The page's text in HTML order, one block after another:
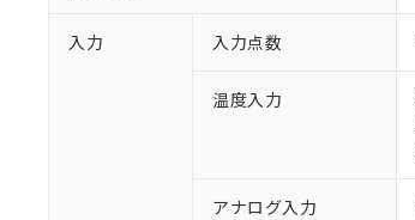
入力 入力点数
温度入力
アナログ入力